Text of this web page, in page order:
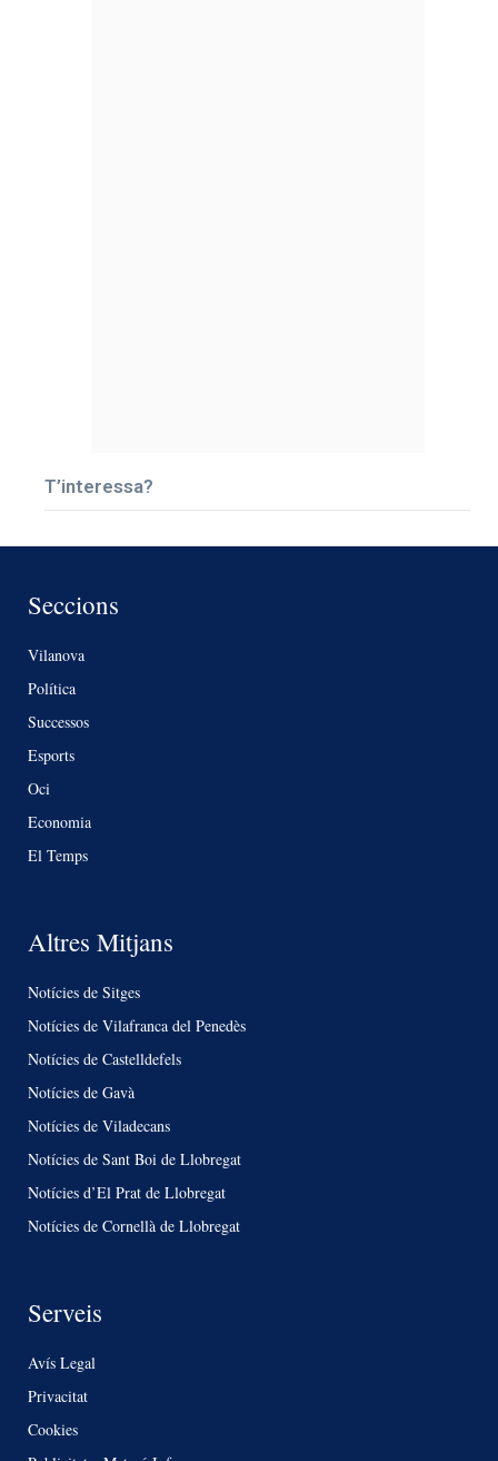
T’interessa?
Seccions
Vilanova
Política
Successos
Esports
Oci
Economia
El Temps
Altres Mitjans
Notícies de Sitges
Notícies de Vilafranca del Penedès
Notícies de Castelldefels
Notícies de Gavà
Notícies de Viladecans
Notícies de Sant Boi de Llobregat
Notícies d’El Prat de Llobregat
Notícies de Cornellà de Llobregat
Serveis
Avís Legal
Privacitat
Cookies